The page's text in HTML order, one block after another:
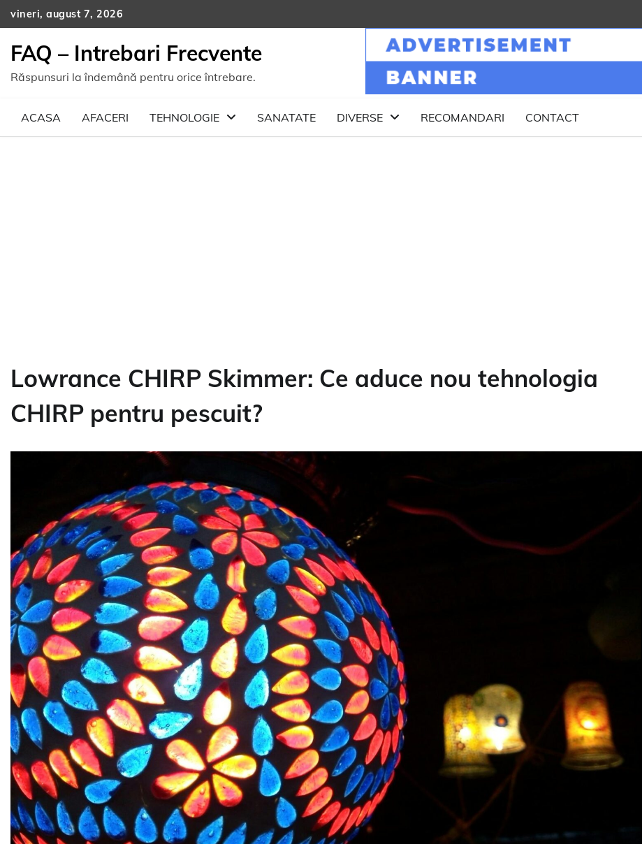
Skip
to
vineri, august 7, 2026
FAQ – Intrebari Frecvente
Răspunsuri la îndemână pentru orice întrebare.
ACASA AFACERI TEHNOLOGIE SANATATE DIVERSE RECOMANDARI CONTACT
Lowrance CHIRP Skimmer: Ce aduce nou tehnologia
CHIRP pentru pescuit?